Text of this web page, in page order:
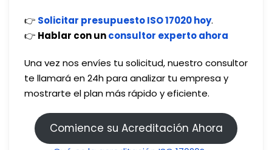
👉 Solicitar presupuesto ISO 17020 hoy.
👉 Hablar con unconsultor experto ahora
Una vez nos envíes tu solicitud, nuestro consultor
te llamará en 24h para analizar tu empresa y
mostrarte el plan más rápido y eficiente.
Comience su Acreditación Ahora